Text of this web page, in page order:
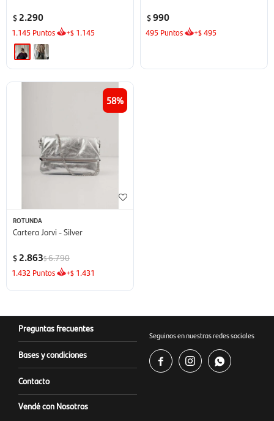
$ 2.290
1.145 Puntos +$ 1.145
$990
495 Puntos +$495
58
ROTUNDA
Cartera Jorvi - Silver
$ 2.863$6.790
1.432 Puntos +$ 1.431
Preguntas frecuentes
Bases y condiciones
Contacto
Vendé con Nosotros
Seguinos en nuestras redes sociales
  